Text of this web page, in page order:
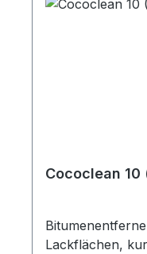
l Anwendung
Cococlean 10
Lackflächen,